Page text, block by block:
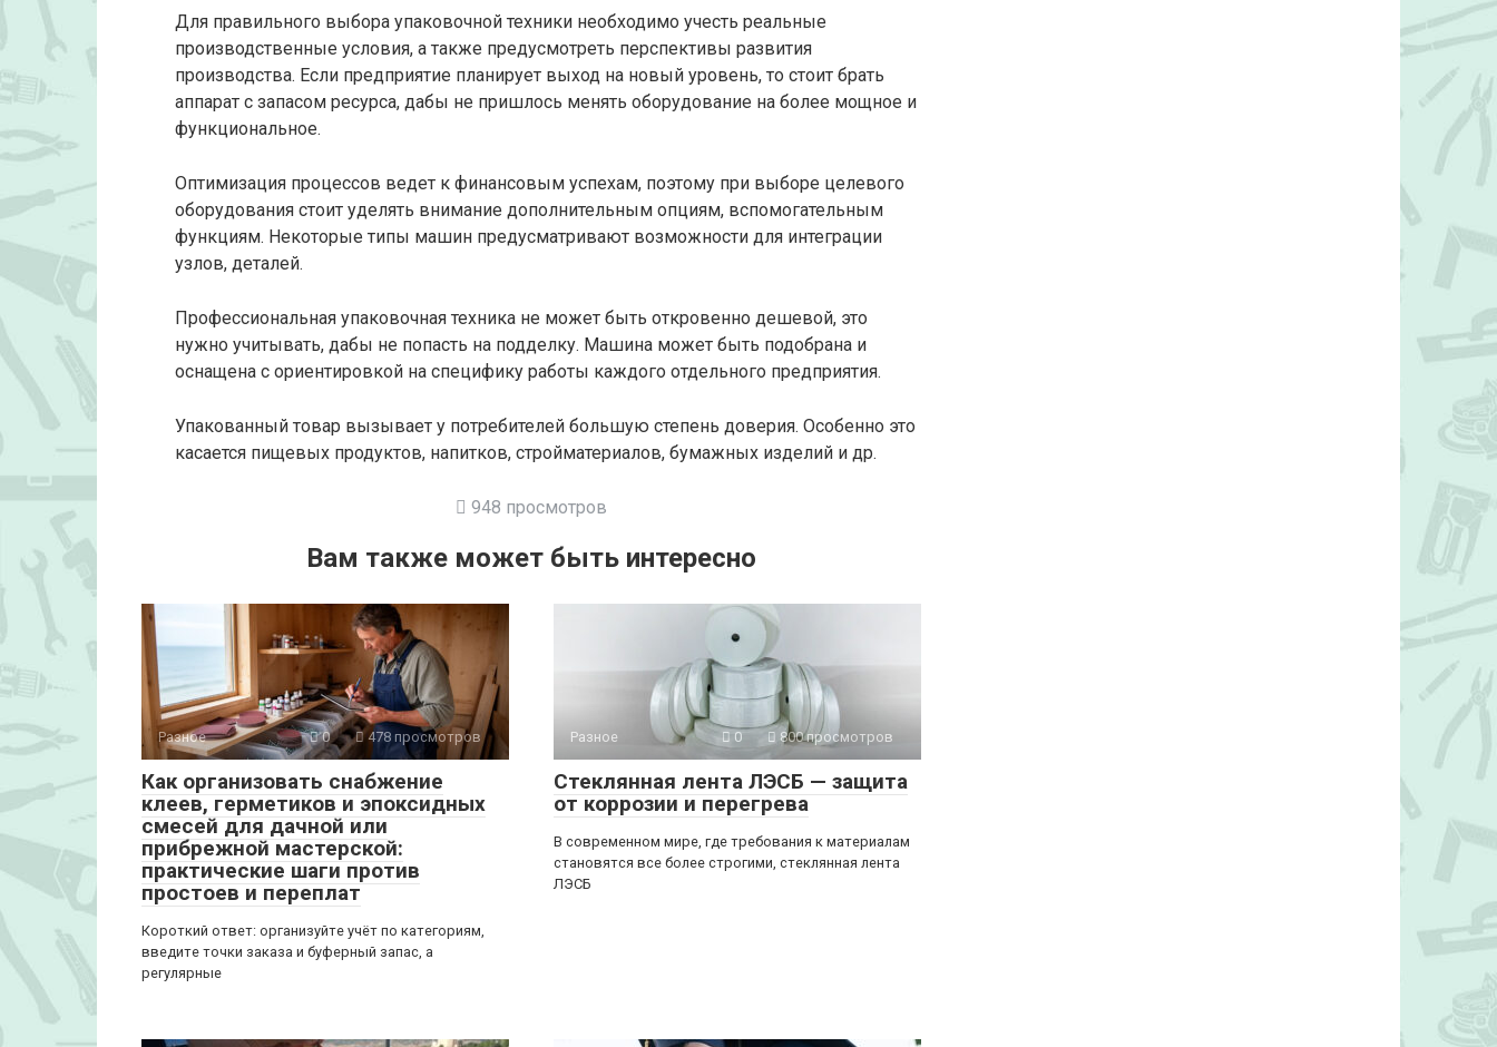
Для правильного выбора упаковочной техники необходимо учесть реальные
производственные условия, а также предусмотреть перспективы развития
производства. Если предприятие планирует выход на новый уровень, то стоит брать
аппарат с запасом ресурса, дабы не пришлось менять оборудование на более мощное и
функциональное.
Оптимизация процессов ведет к финансовым успехам, поэтому при выборе целевого
оборудования стоит уделять внимание дополнительным опциям, вспомогательным
функциям. Некоторые типы машин предусматривают возможности для интеграции
узлов, деталей.
Профессиональная упаковочная техника не может быть откровенно дешевой, это
нужно учитывать, дабы не попасть на подделку. Машина может быть подобрана и
оснащена с ориентировкой на специфику работы каждого отдельного предприятия.
Упакованный товар вызывает у потребителей большую степень доверия. Особенно это
касается пищевых продуктов, напитков, стройматериалов, бумажных изделий и др.
948 просмотров
Вам также может быть интересно
Разное 0 478 просмотров
Как организовать снабжение
клеев, герметиков и эпоксидных
смесей для дачной или
прибрежной мастерской:
практические шаги против
простоев и переплат
Короткий ответ: организуйте учёт по категориям,
введите точки заказа и буферный запас, а
регулярные
Разное 0 800 просмотров
Стеклянная лента ЛЭСБ — защита
от коррозии и перегрева
В современном мире, где требования к материалам
становятся все более строгими, стеклянная лента
ЛЭСБ